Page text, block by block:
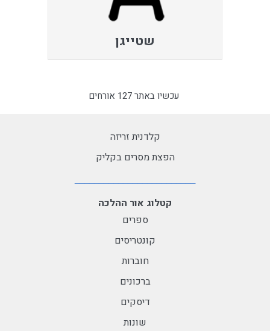
שטייגן
עכשיו באתר 127 אורחים
קלדנית זריזה
הפצת מסרים בקליק
קטלוג אור ההלכה
ספרים
קונטריסים
חוברות
ברכונים
דיסקים
שונות